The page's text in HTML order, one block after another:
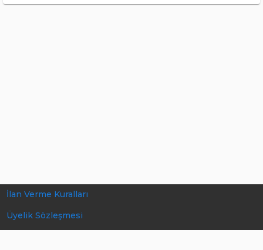
İlan Verme Kuralları
Üyelik Sözleşmesi